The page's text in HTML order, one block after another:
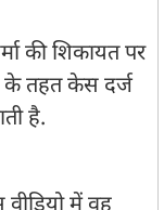
की शिकायत पर
के तहत केस दर्ज
है.